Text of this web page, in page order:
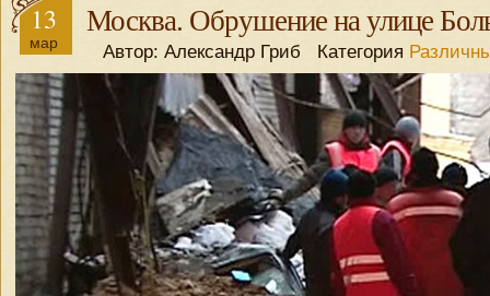
13
мар
Москва. Обрушение на улице
Автор: Александр Гриб Категория